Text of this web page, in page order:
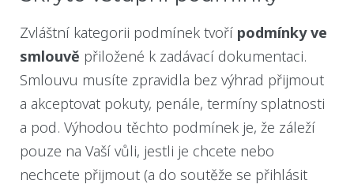
Zvláštní kategorii podmínek tvoří podmínky ve
smlouvě přiložené k zadávací dokumentaci.
Smlouvu musíte zpravidla bez výhrad přijmout
a akceptovat pokuty, penále, termíny splatnosti
a pod. Výhodou těchto podmínek je, že záleží
pouze na Vaší vůli, jestli je chcete nebo
nechcete přijmout (a do soutěže se přihlásit